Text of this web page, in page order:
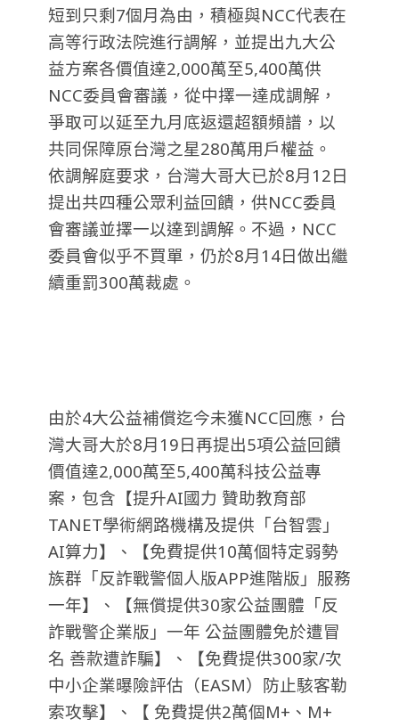
短到只剩7個月為由，積極與NCC代表在
高等行政法院進行調解，並提出九大公
益方案各價值達2,000萬至5,400萬供
NCC委員會審議，從中擇一達成調解，
爭取可以延至九月底返還超額頻譜，以
共同保障原台灣之星280萬用戶權益。
依調解庭要求，台灣大哥大已於8月12日
提出共四種公眾利益回饋，供NCC委員
會審議並擇一以達到調解。不過，NCC
委員會似乎不買單，仍於8月14日做出繼
續重罰300萬裁處。
由於4大公益補償迄今未獲NCC回應，台
灣大哥大於8月19日再提出5項公益回饋
價值達2,000萬至5,400萬科技公益專
案，包含【提升AI國力 贊助教育部
TANET學術網路機構及提供「台智雲」
AI算力】、【免費提供10萬個特定弱勢
族群「反詐戰警個人版APP進階版」服務
一年】、【無償提供30家公益團體「反
詐戰警企業版」一年 公益團體免於遭冒
名 善款遭詐騙】、【免費提供300家/次
中小企業曝險評估（EASM）防止駭客勒
索攻擊】、【 免費提供2萬個M+、M+